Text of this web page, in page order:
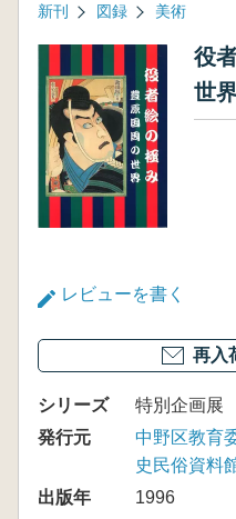
新刊 図録 美術
役
世
レビューを書く
再入
シリーズ
特別企画展
発行元
中野区教育
史民俗資料
出版年
1996